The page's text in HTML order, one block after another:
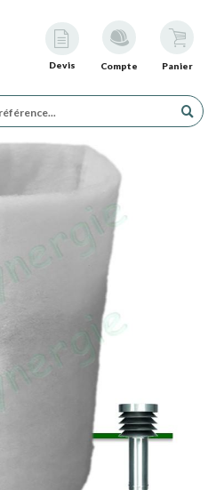
Devis Compte Panier